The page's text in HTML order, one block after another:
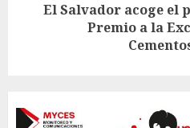
El Salvador acoge el
Premio a la